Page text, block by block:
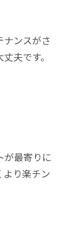
ナンスがさ
夫です。
が最寄りに
より楽チン